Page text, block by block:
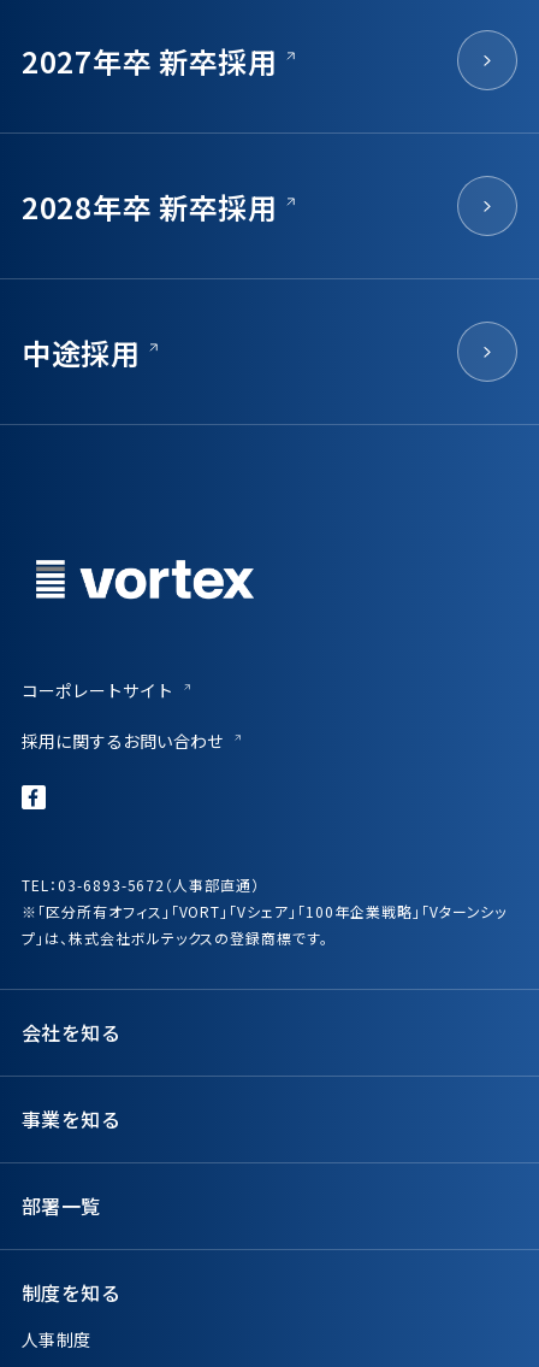
2027年卒 新卒採用
2028年卒 新卒採用
中途採用
コーポレートサイト
採用に関するお問い合わせ
会社を知る
事業を知る
部署一覧
制度を知る
人事制度
TEL：03-6893-5672（人事部直通）
※「区分所有オフィス」「VORT」「Vシェア」「100年企業戦略」「Vターンシッ
プ」は、株式会社ボルテックスの登録商標です。